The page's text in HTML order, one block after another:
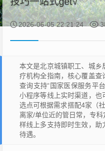
2026-06-05 22:21:24
本文是北京城镇职工、城乡
疗机构全指南，核心覆盖查
查询支持“国家医保服务平
小程序等线上实时渠道，也
选点可根据需求搭配4家（
离家/单位近的管日常，专
样线上多支持即时生效，
待遇。